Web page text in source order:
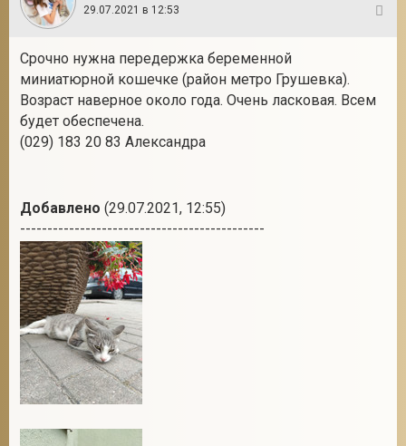
29.07.2021 в 12:53
Срочно нужна передержка беременной
миниатюрной кошечке (район метро Грушевка).
Возраст наверное около года. Очень ласковая. Всем
будет обеспечена.
(029) 183 20 83 Александра
Добавлено (29.07.2021, 12:55)
---------------------------------------------